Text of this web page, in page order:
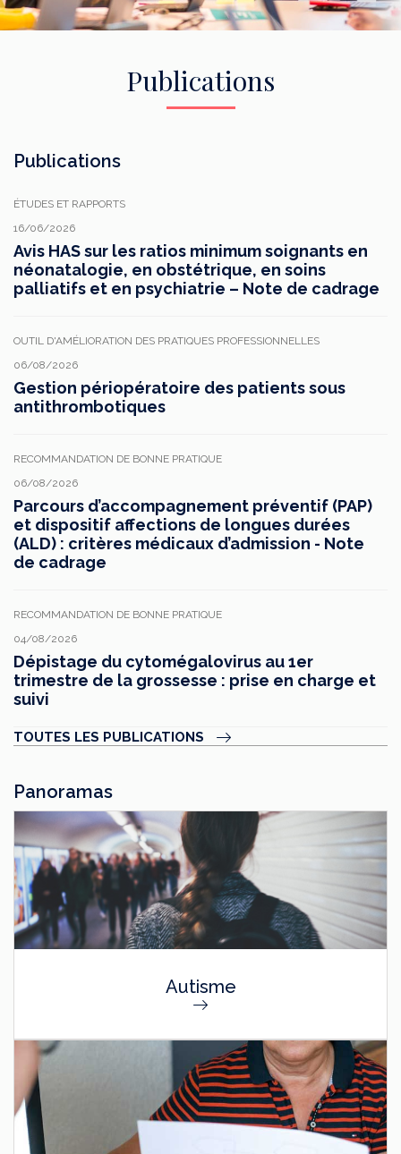
Publications
Publications
ÉTUDES ET RAPPORTS
16/06/2026
Avis HAS sur les ratios minimum soignants en
néonatalogie, en obstétrique, en soins
palliatifs et en psychiatrie – Note de cadrage
OUTIL D'AMÉLIORATION DES PRATIQUES PROFESSIONNELLES
06/08/2026
Gestion périopératoire des patients sous
antithrombotiques
RECOMMANDATION DE BONNE PRATIQUE
06/08/2026
Parcours d’accompagnement préventif (PAP)
et dispositif affections de longues durées
(ALD) : critères médicaux d’admission - Note
de cadrage
RECOMMANDATION DE BONNE PRATIQUE
04/08/2026
Dépistage du cytomégalovirus au 1er
trimestre de la grossesse : prise en charge et
suivi
TOUTES LES PUBLICATIONS
Panoramas
Autisme